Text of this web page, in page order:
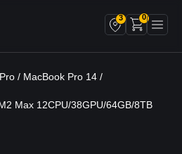
3 0
/ MacBook Pro 14 /
Max 12CPU/38GPU/64GB/8TB